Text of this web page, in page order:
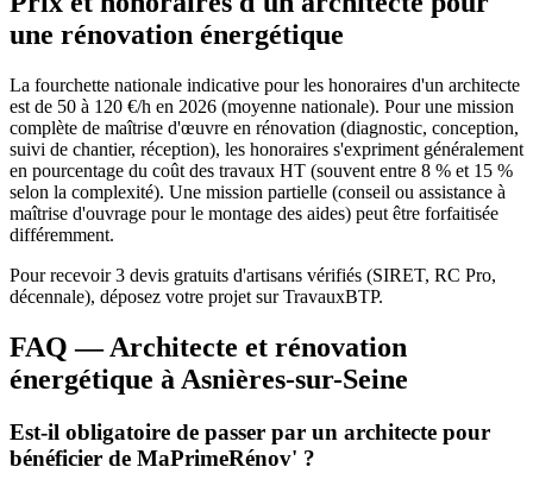
une rénovation énergétique
La fourchette nationale indicative pour les honoraires d'un architecte
est de 50 à 120 €/h en 2026 (moyenne nationale). Pour une mission
complète de maîtrise d'œuvre en rénovation (diagnostic, conception,
suivi de chantier, réception), les honoraires s'expriment généralement
en pourcentage du coût des travaux HT (souvent entre 8 % et 15 %
selon la complexité). Une mission partielle (conseil ou assistance à
maîtrise d'ouvrage pour le montage des aides) peut être forfaitisée
différemment.
Pour recevoir 3 devis gratuits d'artisans vérifiés (SIRET, RC Pro,
décennale), déposez votre projet sur TravauxBTP.
FAQ — Architecte et rénovation
énergétique à Asnières-sur-Seine
Est-il obligatoire de passer par un architecte pour
bénéficier de MaPrimeRénov' ?